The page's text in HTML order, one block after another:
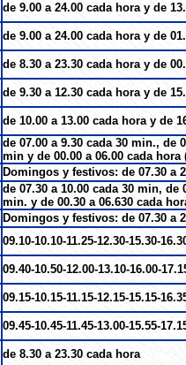
de 9.00 a 24.00 cada hora y de
de 9.00 a 24.00 cada hora y de
de 8.30 a 23.30 cada hora y de
de 9.30 a 12.30 cada hora y de
de 10.00 a 13.00 cada hora y de
de 07.00 a 9.30 cada 30 min., de
min y de 00.00 a 06.00 cada hora
Domingos y festivos: de 07.30 a
de 07.30 a 10.00 cada 30 min, de
min. y de 00.30 a 06.630 cada
Domingos y festivos: de 07.30 a
09.10-10.10-11.25-12.30-15.30-
09.40-10.50-12.00-13.10-16.00-
09.15-10.15-11.15-12.15-15.15-
09.45-10.45-11.45-13.00-15.55-
de 8.30 a 23.30 cada hora